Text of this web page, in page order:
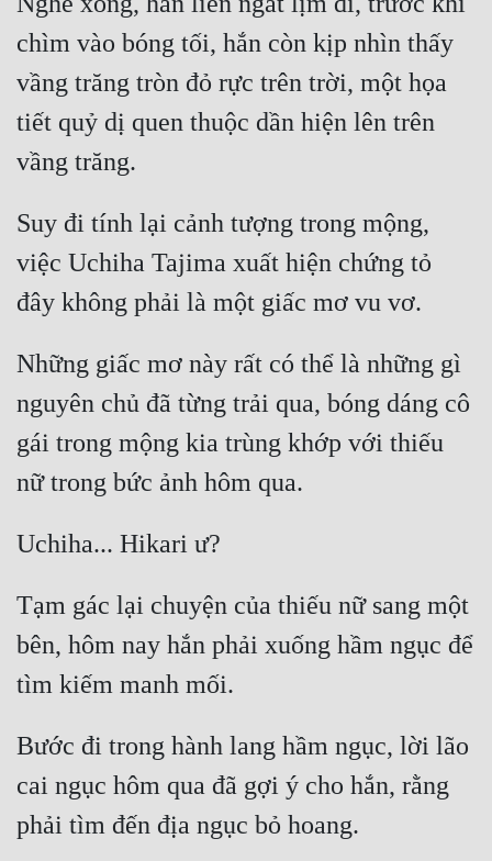
chìm vào bóng tối, hắn còn kịp nhìn thấy
vầng trăng tròn đỏ rực trên trời, một họa
tiết quỷ dị quen thuộc dần hiện lên trên
Suy đi tính lại cảnh tượng trong mộng,
việc Uchiha Tajima xuất hiện chứng tỏ
Những giấc mơ này rất có thể là những gì
nguyên chủ đã từng trải qua, bóng dáng cô
gái trong mộng kia trùng khớp với thiếu
Tạm gác lại chuyện của thiếu nữ sang một
bên, hôm nay hắn phải xuống hầm ngục để
Bước đi trong hành lang hầm ngục, lời lão
cai ngục hôm qua đã gợi ý cho hắn, rằng